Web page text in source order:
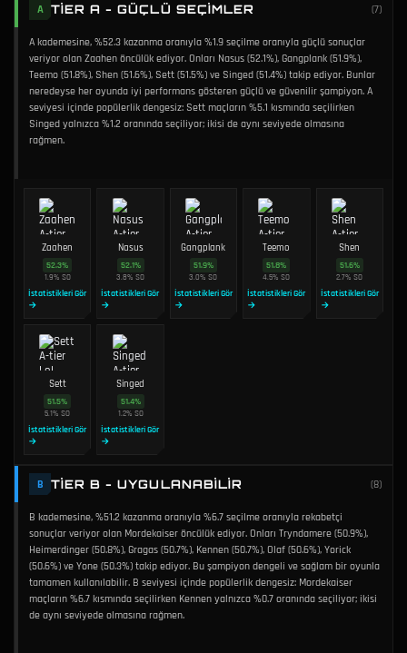
A TIER A - GÜÇLÜ SEÇIMLER (7)
A kademesine, %52.3 kazanma oranıyla %1.9 seçilme oranıyla güçlü sonuçlar
veriyor olan Zaahen öncülük ediyor. Onları Nasus (52.1%), Gangplank (51.9%),
Teemo (51.8%), Shen (51.6%), Sett (51.5%) ve Singed (51.4%) takip ediyor. Bunlar
neredeyse her oyunda iyi performans gösteren güçlü ve güvenilir şampiyon. A
seviyesi içinde popülerlik dengesiz: Sett maçların %5.1 kısmında seçilirken
Singed yalnızca %1.2 oranında seçiliyor; ikisi de aynı seviyede olmasına
rağmen.
Zaahen
52.3%
1.9% SO
İstatistikleri Gör
→
Nasus
52.1%
3.8%SO
İstatistikleri Gör
→
Gangplank
51.9%
3.0%SO
İstatistikleri Gör
→
Teemo
51.8%
4.5%SO
İstatistikleri Gör
→
Shen
51.6%
2.7%SO
İstatistikleri Gör
→
Sett
51.5%
5.1%SO
İstatistikleri Gör
→
Singed
51.4%
1.2% SO
İstatistikleri Gör
→
B TIER B - UYGULANABILIR (8)
B kademesine, %51.2 kazanma oranıyla %6.7 seçilme oranıyla rekabetçi
sonuçlar veriyor olan Mordekaiser öncülük ediyor. Onları Tryndamere (50.9%),
Heimerdinger (50.8%), Gragas (50.7%), Kennen (50.7%), Olaf (50.6%), Yorick
(50.6%) ve Yone (50.3%) takip ediyor. Bu şampiyon dengeli ve sağlam bir oyunla
tamamen kullanılabilir. B seviyesi içinde popülerlik dengesiz: Mordekaiser
maçların %6.7 kısmında seçilirken Kennen yalnızca %0.7 oranında seçiliyor; ikisi
de aynı seviyede olmasına rağmen.